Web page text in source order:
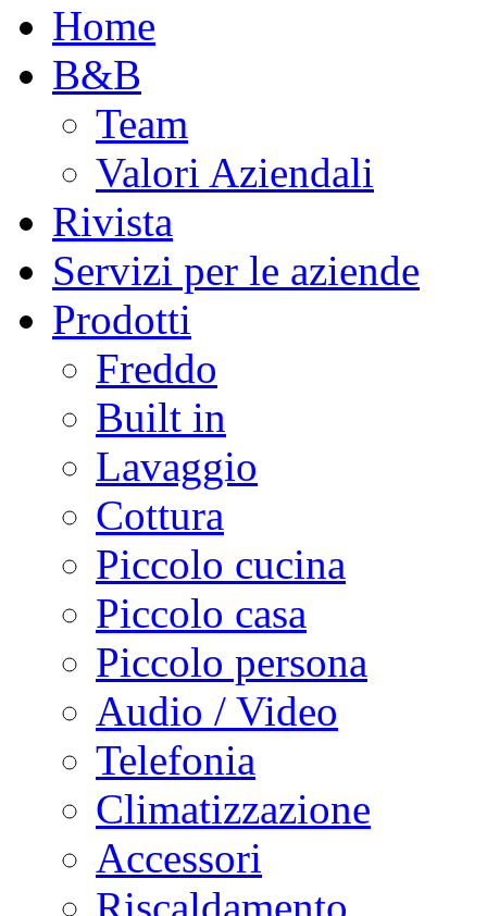
Home
B&B
Team
Valori Aziendali
Rivista
Servizi per le aziende
Prodotti
Freddo
Built in
Lavaggio
Cottura
Piccolo cucina
Piccolo casa
Piccolo persona
Audio / Video
Telefonia
Climatizzazione
Accessori
Riscaldamento